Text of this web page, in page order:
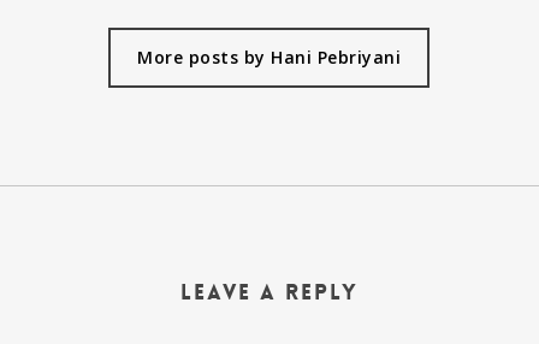
More posts by Hani Pebriyani
Leave a Reply